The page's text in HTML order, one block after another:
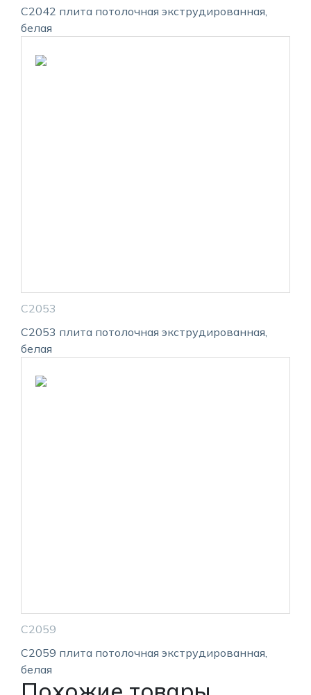
С2042 плита потолочная экструдированная,
белая
С2053
С2053 плита потолочная экструдированная,
белая
С2059
С2059 плита потолочная экструдированная,
белая